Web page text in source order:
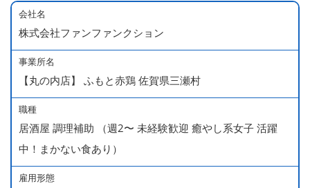
会社名
株式会社ファンファンクション
事業所名
【丸の内店】 ふもと赤鶏 佐賀県三瀬村
職種
居酒屋 調理補助 （週2〜 未経験歓迎 癒やし系女子 活躍
中！まかない食あり）
雇用形態